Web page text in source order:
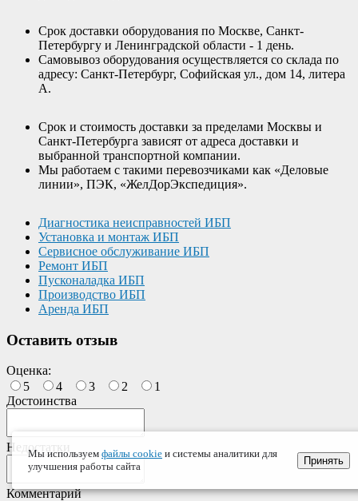
Срок доставки оборудования по Москве, Санкт-
Петербургу и Ленинградской области - 1 день.
Самовывоз оборудования осуществляется со склада по
адресу: Санкт-Петербург, Софийская ул., дом 14, литера
А.
Срок и стоимость доставки за пределами Москвы и
Санкт-Петербурга зависят от адреса доставки и
выбранной транспортной компании.
Мы работаем с такими перевозчиками как «Деловые
линии», ПЭК, «ЖелДорЭкспедиция».
Диагностика неисправностей ИБП
Установка и монтаж ИБП
Сервисное обслуживание ИБП
Ремонт ИБП
Пусконаладка ИБП
Производство ИБП
Аренда ИБП
Оставить отзыв
Оценка:
5
4 3 2
1
Достоинства
Недостатки
Комментарий
Мы используем файлы cookie и системы аналитики для
улучшения работы сайта
Принять